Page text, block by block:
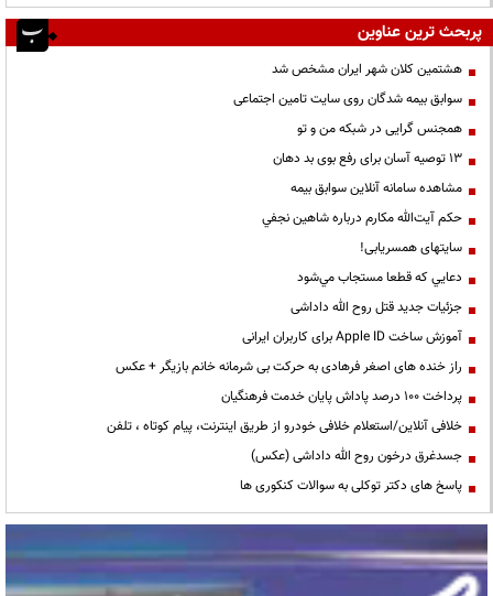
پربحث ترین عناوین
هشتمین کلان شهر ایران مشخص شد
سوابق بیمه شدگان روی سایت تامین اجتماعی
همجنس گرایی در شبکه من و تو
13 توصیه آسان برای رفع بوی بد دهان
مشاهده سامانه آنلاين سوابق بیمه
حكم آيت‌الله مكارم درباره شاهين نجفي
سایتهای همسریابی!
دعايي كه قطعا مستجاب مي‌شود
جزئیات جدید قتل روح الله داداشی
آموزش ساخت Apple ID برای کاربران ایرانی
راز خنده های اصغر فرهادی به حرکت بی شرمانه خانم بازیگر + عکس
پرداخت ۱۰۰ درصد پاداش پایان خدمت فرهنگیان
خلافی آنلاین/استعلام خلافی خودرو از طریق اینترنت، پیام کوتاه ، تلفن
جسدغرق درخون روح الله داداشی (عکس)
پاسخ های دکتر توکلی به سوالات کنکوری ها